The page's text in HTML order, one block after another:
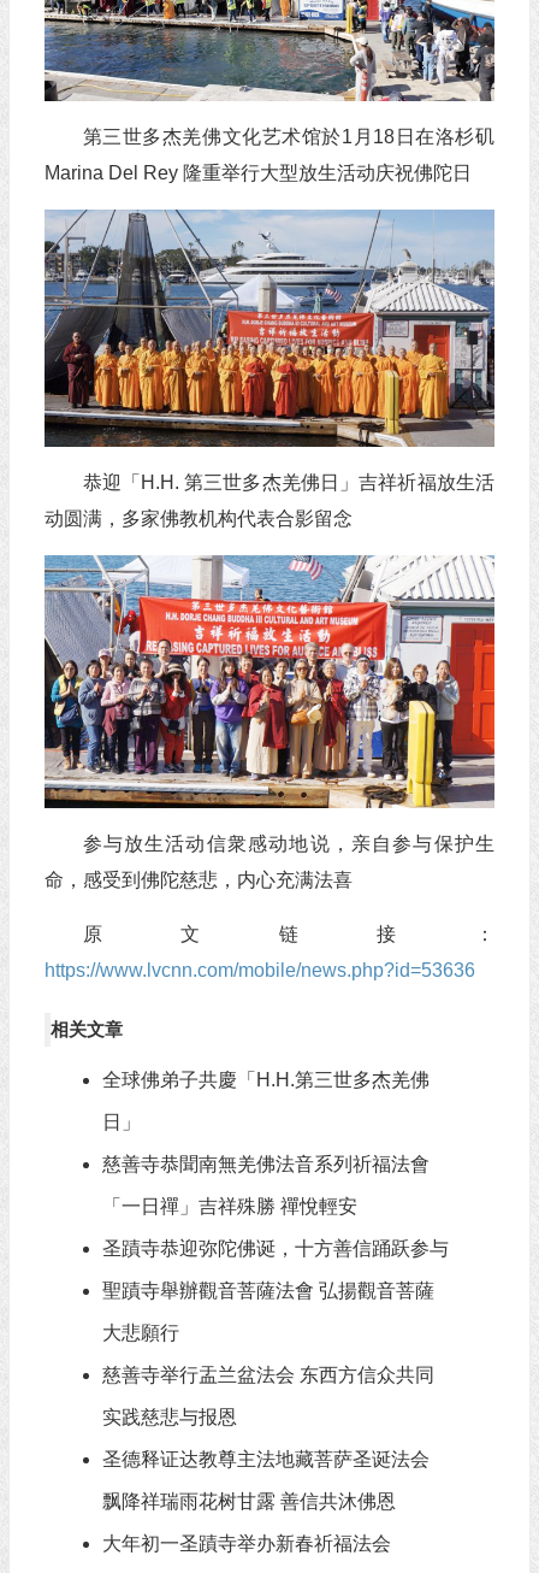
第三世多杰羌佛文化艺术馆於1月18日在洛杉矶
Marina Del Rey 隆重举行大型放生活动庆祝佛陀日
恭迎「H.H. 第三世多杰羌佛日」吉祥祈福放生活
动圆满，多家佛教机构代表合影留念
参与放生活动信衆感动地说，亲自参与保护生
命，感受到佛陀慈悲，内心充满法喜
原文链接：
https://www.lvcnn.com/mobile/news.php?id=53636
相关文章
全球佛弟子共慶「H.H.第三世多杰羌佛
日」
慈善寺恭聞南無羌佛法音系列祈福法會
「一日禪」吉祥殊勝 禪悅輕安
圣蹟寺恭迎弥陀佛诞，十方善信踊跃参与
聖蹟寺舉辦觀音菩薩法會 弘揚觀音菩薩
大悲願行
慈善寺举行盂兰盆法会 东西方信众共同
实践慈悲与报恩
圣德释证达教尊主法地藏菩萨圣诞法会
飘降祥瑞雨花树甘露 善信共沐佛恩
大年初一圣蹟寺举办新春祈福法会